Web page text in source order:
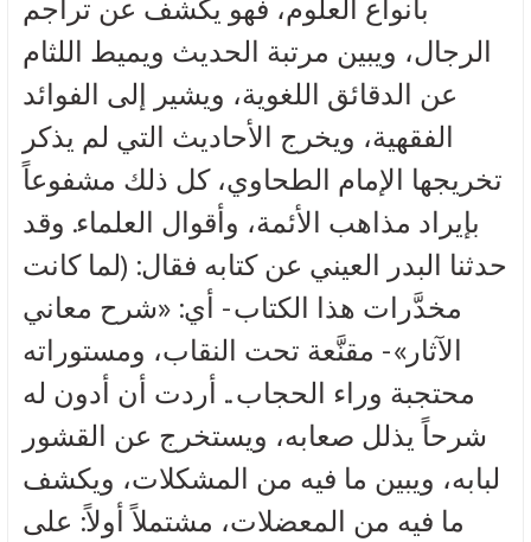
بأنواع العلوم، فهو يكشف عن تراجم
الرجال، ويبين مرتبة الحديث ويميط اللثام
عن الدقائق اللغوية، ويشير إلى الفوائد
الفقهية، ويخرج الأحاديث التي لم يذكر
تخريجها الإمام الطحاوي، كل ذلك مشفوعاً
بإيراد مذاهب الأئمة، وأقوال العلماء. وقد
حدثنا البدر العيني عن كتابه فقال: (لما كانت
مخدَّرات هذا الكتاب - أي: «شرح معاني
الآثار» - مقنَّعة تحت النقاب، ومستوراته
محتجبة وراء الحجاب.. أردت أن أدون له
شرحاً يذلل صعابه، ويستخرج عن القشور
لبابه، ويبين ما فيه من المشكلات، ويكشف
ما فيه من المعضلات، مشتملاً أولاً: على